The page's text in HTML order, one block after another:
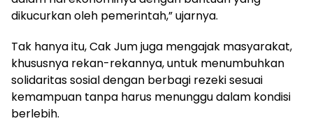
dikucurkan oleh pemerintah,” ujarnya.
Tak hanya itu, Cak Jum juga mengajak masyarakat,
khususnya rekan-rekannya, untuk menumbuhkan
solidaritas sosial dengan berbagi rezeki sesuai
kemampuan tanpa harus menunggu dalam kondisi
berlebih.